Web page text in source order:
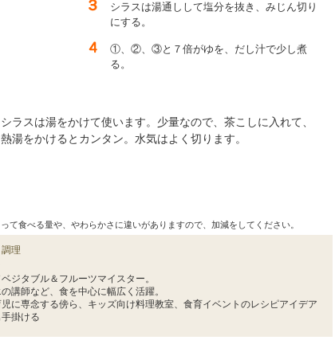
シラスは湯通しして塩分を抜き、みじん切り
にする。
①、②、③と７倍がゆを、だし汁で少し煮
る。
シラスは湯をかけて使います。少量なので、茶こしに入れて、
熱湯をかけるとカンタン。水気はよく切ります。
て食べる量や、やわらかさに違いがありますので、加減をしてください。
理
ジタブル＆フルーツマイスター。
講師など、食を中心に幅広く活躍。
に専念する傍ら、キッズ向け料理教室、食育イベントのレシピアイデア
掛ける